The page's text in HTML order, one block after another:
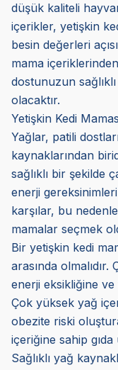
düşük kaliteli
içerikler, yetişkin
besin değerleri
mama
dostunuzun
olacaktır.
Yetişkin Kedi
Yağlar, patili
kaynaklarından
sağlıklı bir şekilde
enerji
karşılar, bu
mamalar seçmek
Bir yetişkin kedi
arasında
enerji eksikliğine
Çok yüksek yağ
obezite riski
içeriğine sahip
Sağlıklı yağ